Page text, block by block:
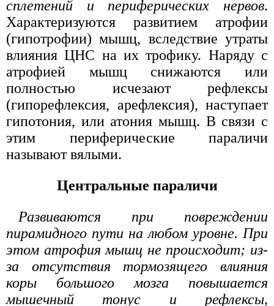
сплетений и периферических нервов.
Характеризуются развитием атрофии
(гипотрофии) мышц, вследствие утраты
влияния ЦНС на их трофику. Наряду с
атрофией мышц снижаются или
полностью исчезают рефлексы
(гипорефлексия, арефлексия), наступает
гипотония, или атония мышц. В связи с
этим периферические параличи
называют вялыми.
Центральные параличи
Развиваются при повреждении
пирамидного пути на любом уровне. При
этом атрофия мышц не происходит; из-
за отсутствия тормозящего влияния
коры большого мозга повышается
мышечный тонус и рефлексы,